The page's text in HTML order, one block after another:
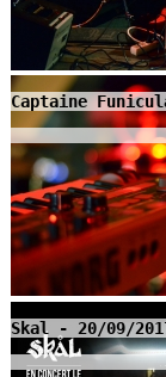
Captaine
Skal - 20/09/